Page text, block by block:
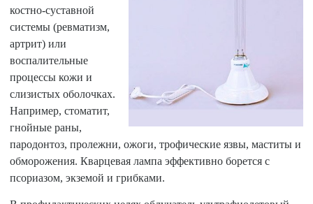
костно-суставной
системы (ревматизм,
артрит) или
воспалительные
процессы кожи и
слизистых оболочках.
Например, стоматит,
гнойные раны,
пародонтоз, пролежни, ожоги, трофические язвы, маститы и
обморожения. Кварцевая лампа эффективно борется с
псориазом, экземой и грибками.